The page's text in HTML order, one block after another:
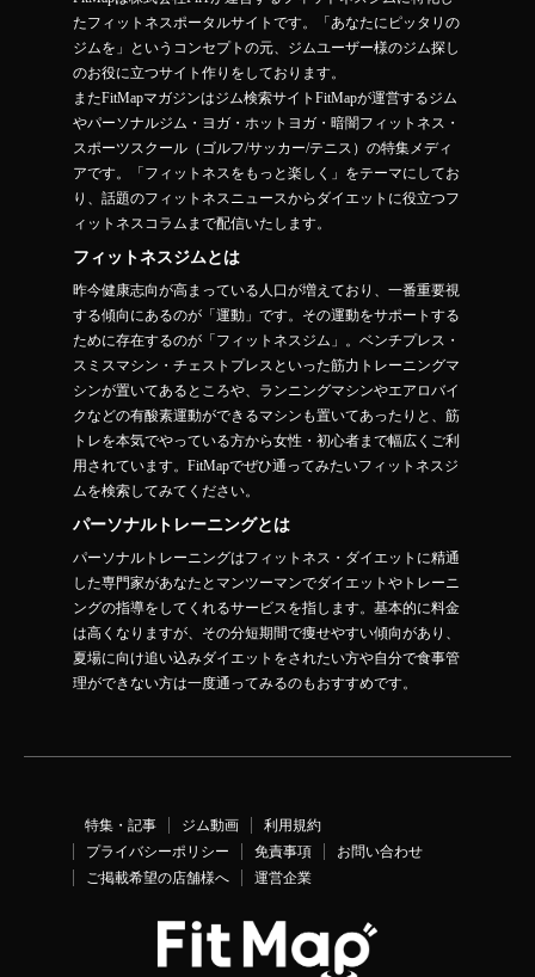
たフィットネスポータルサイトです。「あなたにピッタリの
ジムを」というコンセプトの元、ジムユーザー様のジム探し
のお役に立つサイト作りをしております。
またFitMapマガジンはジム検索サイトFitMapが運営するジム
やパーソナルジム・ヨガ・ホットヨガ・暗闇フィットネス・
スポーツスクール（ゴルフ/サッカー/テニス）の特集メディ
アです。「フィットネスをもっと楽しく」をテーマにしてお
り、話題のフィットネスニュースからダイエットに役立つフ
ィットネスコラムまで配信いたします。
フィットネスジムとは
昨今健康志向が高まっている人口が増えており、一番重要視
する傾向にあるのが「運動」です。その運動をサポートする
ために存在するのが「フィットネスジム」。ベンチプレス・
スミスマシン・チェストプレスといった筋力トレーニングマ
シンが置いてあるところや、ランニングマシンやエアロバイ
クなどの有酸素運動ができるマシンも置いてあったりと、筋
トレを本気でやっている方から女性・初心者まで幅広くご利
用されています。FitMapでぜひ通ってみたいフィットネスジ
ムを検索してみてください。
パーソナルトレーニングとは
パーソナルトレーニングはフィットネス・ダイエットに精通
した専門家があなたとマンツーマンでダイエットやトレーニ
ングの指導をしてくれるサービスを指します。基本的に料金
は高くなりますが、その分短期間で痩せやすい傾向があり、
夏場に向け追い込みダイエットをされたい方や自分で食事管
理ができない方は一度通ってみるのもおすすめです。
特集・記事 ジム動画
利用規約
プライバシーポリシー
免責事項
お問い合わせ
ご掲載希望の店舗様へ
運営企業